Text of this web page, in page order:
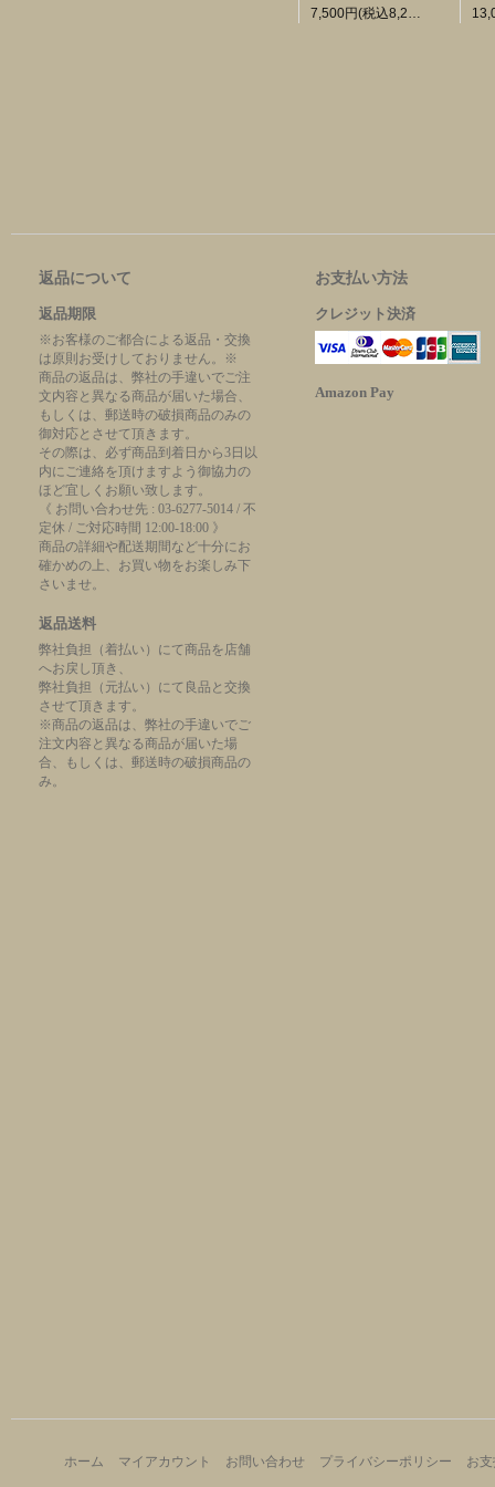
7,500円(税込8,250円)
返品について
返品期限
※お客様のご都合による返品・交換
は原則お受けしておりません。※
商品の返品は、弊社の手違いでご注
文内容と異なる商品が届いた場合、
もしくは、郵送時の破損商品のみの
御対応とさせて頂きます。
その際は、必ず商品到着日から3日以
内にご連絡を頂けますよう御協力の
ほど宜しくお願い致します。
《 お問い合わせ先 : 03-6277-5014 / 不
定休 / ご対応時間 12:00-18:00 》
商品の詳細や配送期間など十分にお
確かめの上、お買い物をお楽しみ下
さいませ。
返品送料
弊社負担（着払い）にて商品を店舗
へお戻し頂き、
弊社負担（元払い）にて良品と交換
させて頂きます。
※商品の返品は、弊社の手違いでご
注文内容と異なる商品が届いた場
合、もしくは、郵送時の破損商品の
み。
お支払い方法
クレジット決済
Amazon Pay
ホーム マイアカウント お問い合わせ プライバシーポリシー お